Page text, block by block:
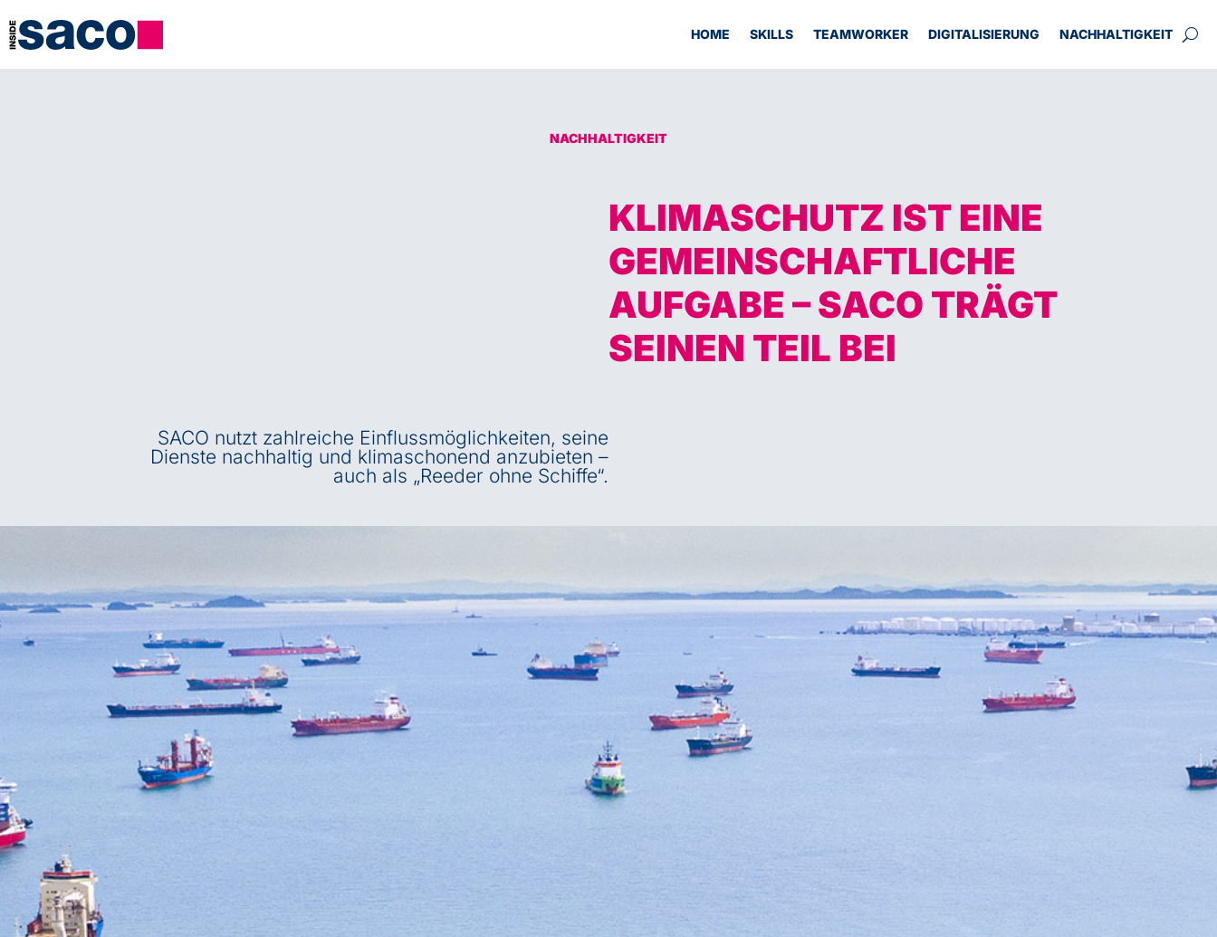
HOME SKILLS TEAMWORKER DIGITALISIERUNG NACHHALTIGKEIT
NACHHALTIGKEIT
KLIMASCHUTZ IST EINE
GEMEINSCHAFTLICHE
AUFGABE – SACO TRÄGT
SEINEN TEIL BEI
SACO nutzt zahlreiche Einflussmöglichkeiten, seine
Dienste nachhaltig und klimaschonend anzubieten –
auch als „Reeder ohne Schiffe“.